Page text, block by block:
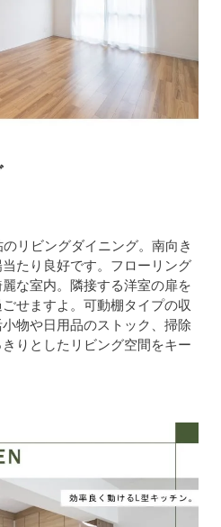
リビングダイニング。南向き
たり良好です。フローリング
な室内。隣接する洋室の扉を
せますよ。可動棚タイプの収
物や日用品のストック、掃除
りとしたリビング空間をキー